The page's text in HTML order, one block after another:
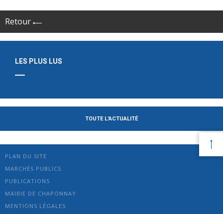
Retour
LES PLUS LUS
TOUTE L'ACTUALITÉ
PLAN DU SITE
MARCHÉS PUBLICS
PUBLICATIONS
MAIRIE DE CHAPONNAY
MENTIONS LÉGALES